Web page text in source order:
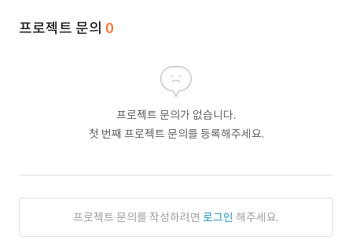
프로젝트 문의 0
프로젝트 문의가 없습니다.
첫 번째 프로젝트 문의를 등록해주세요.
프로젝트 문의를 작성하려면 로그인 해주세요.